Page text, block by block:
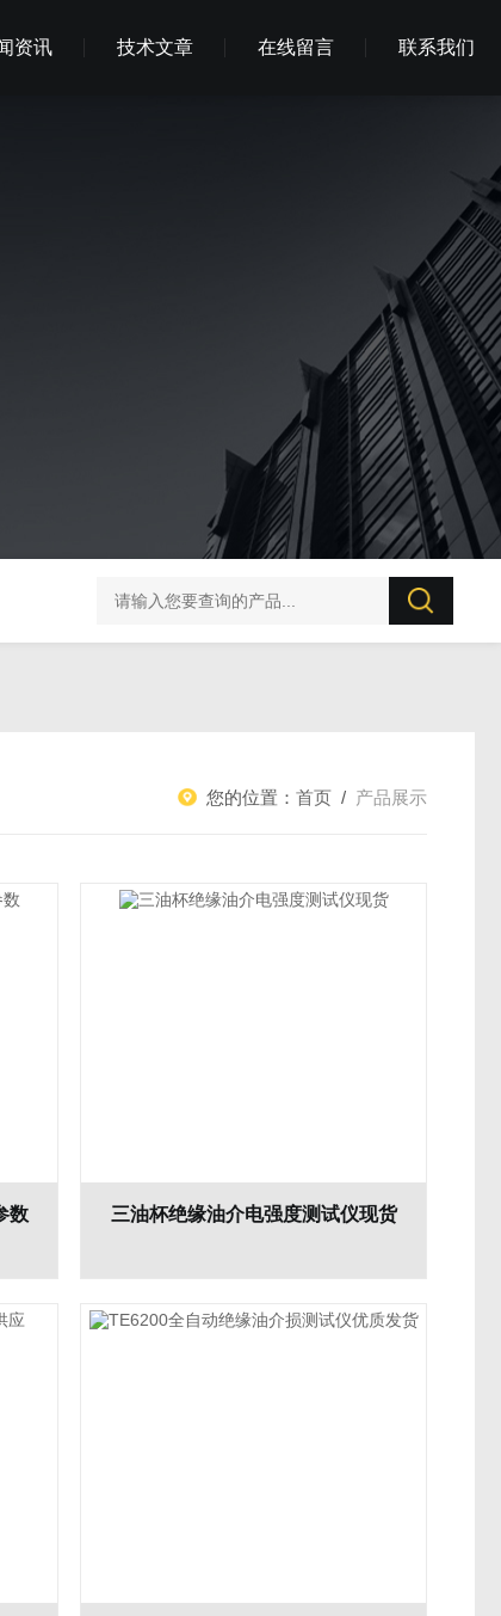
资讯 技术文章 在线留言 联系我们
UT506B 防雷元件测试仪
您的位置： 首页 / 产品展示
数 三油杯绝缘油介电强度测试仪现货